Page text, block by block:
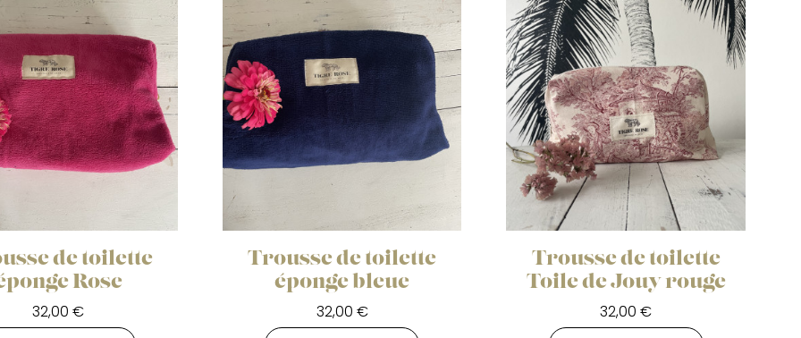
de toilette
Rose
32,00 €
Trousse de toilette
éponge bleue
32,00 €
Trousse de toilette
Toile de Jouy rouge
32,00 €